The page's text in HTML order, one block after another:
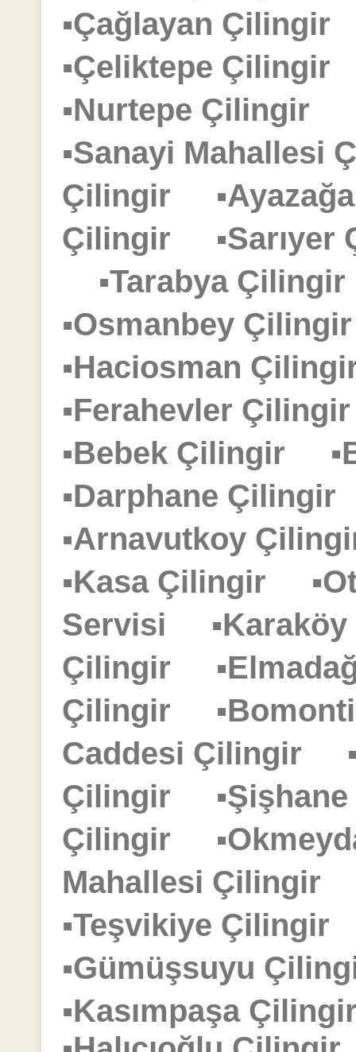
▪Çağlayan
▪Çeliktepe
▪Nurtepe Çilingir
▪Sanayi
Çilingir
Çilingir
▪Tarabya
▪Osmanbey
▪Haciosman
▪Ferahevler
▪Bebek Çilingir
▪Darphane
▪Arnavutkoy
▪Kasa Çilingir
Servisi
Çilingir
Çilingir
Caddesi Çilingir
Çilingir
Çilingir
Mahallesi Çilingir
▪Teşvikiye
▪Gümüşsuyu
▪Kasımpaşa